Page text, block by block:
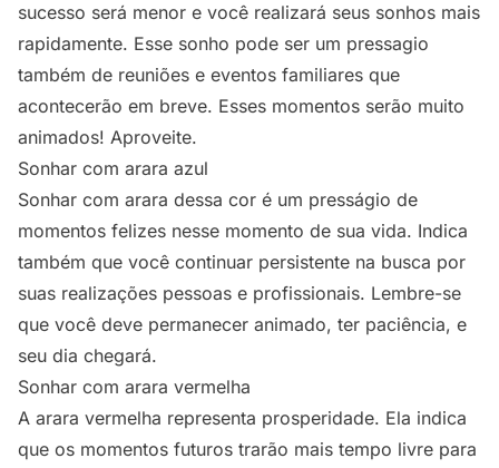
sucesso será menor e você realizará seus sonhos mais
rapidamente. Esse sonho pode ser um pressagio
também de reuniões e eventos familiares que
acontecerão em breve. Esses momentos serão muito
animados! Aproveite.
Sonhar com arara azul
Sonhar com arara dessa cor é um presságio de
momentos felizes nesse momento de sua vida. Indica
também que você continuar persistente na busca por
suas realizações pessoas e profissionais. Lembre-se
que você deve permanecer animado, ter paciência, e
seu dia chegará.
Sonhar com arara vermelha
A arara vermelha representa prosperidade. Ela indica
que os momentos futuros trarão mais tempo livre para